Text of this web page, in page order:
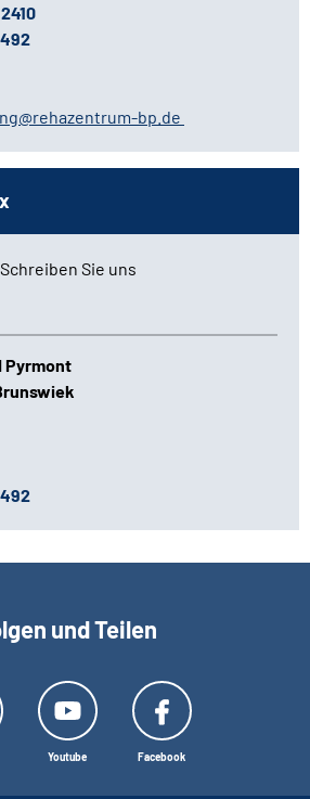
bp.de
Sie uns
Pyrmont
und Teilen
Youtube Facebook